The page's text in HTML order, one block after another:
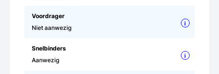
Voordrager
Niet aanwezig
i
Snelbinders
Aanwezig
i